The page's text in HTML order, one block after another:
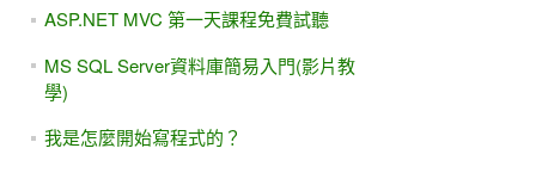
ASP.NET MVC 第一天課程免費試聽
MS SQL Server資料庫簡易入門(影片教
學)
我是怎麼開始寫程式的？